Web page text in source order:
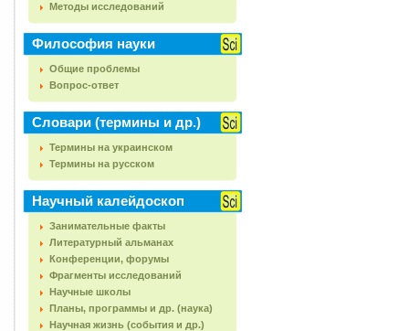
Методы исследований
Философия науки
Общие проблемы
Вопрос-ответ
Словари (термины и др.)
Термины на украинском
Термины на русском
Научный калейдоскоп
Занимательные факты
Литературный альманах
Конференции, форумы
Фрагменты исследований
Научные школы
Планы, программы и др. (наука)
Научная жизнь (события и др.)